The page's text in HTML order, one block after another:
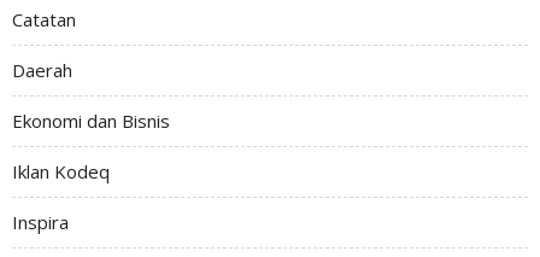
Catatan
Daerah
Ekonomi dan Bisnis
Iklan Kodeq
Inspira